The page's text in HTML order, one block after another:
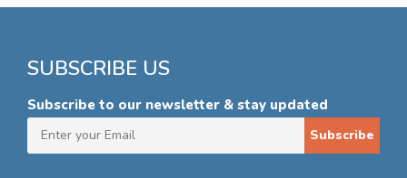
SUBSCRIBE US
Subscribe to our newsletter & stay updated
Subscribe